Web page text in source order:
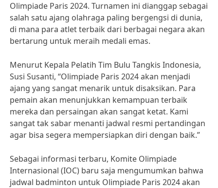
Olimpiade Paris 2024. Turnamen ini dianggap sebagai
salah satu ajang olahraga paling bergengsi di dunia,
di mana para atlet terbaik dari berbagai negara akan
bertarung untuk meraih medali emas.
Menurut Kepala Pelatih Tim Bulu Tangkis Indonesia,
Susi Susanti, “Olimpiade Paris 2024 akan menjadi
ajang yang sangat menarik untuk disaksikan. Para
pemain akan menunjukkan kemampuan terbaik
mereka dan persaingan akan sangat ketat. Kami
sangat tak sabar menanti jadwal resmi pertandingan
agar bisa segera mempersiapkan diri dengan baik.”
Sebagai informasi terbaru, Komite Olimpiade
Internasional (IOC) baru saja mengumumkan bahwa
jadwal badminton untuk Olimpiade Paris 2024 akan